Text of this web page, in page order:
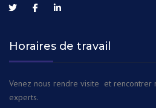
Horaires de travail
Venez nous rendre visite et rencontrer
experts.